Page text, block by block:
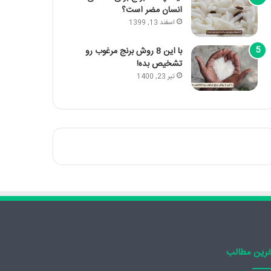
انسان مضر است؟
اسفند 13, 1399
با این 8 روش برنج مرغوب رو
تشخیص بده!
تیر 23, 1400
مطالب